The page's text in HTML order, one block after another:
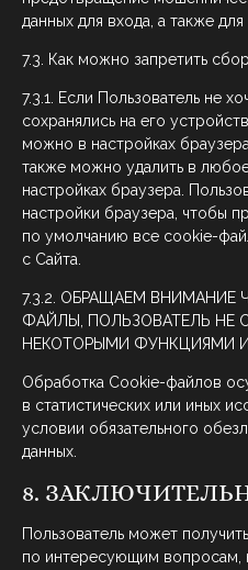
данных для входа, а также
7.3. Как можно запретить
7.3.1. Если Пользователь не
сохранялись на его
можно в настройках
также можно удалить в
настройках браузера.
настройки браузера, чтобы
по умолчанию все cookie-
с Сайта.
7.3.2. ОБРАЩАЕМ ВНИМАНИЕ
ФАЙЛЫ, ПОЛЬЗОВАТЕЛЬ НЕ
НЕКОТОРЫМИ ФУНКЦИЯМИ
Обработка Cookie-файлов
в статистических или иных
условии обязательного
данных.
8.
Пользователь может
по интересующим вопросам,